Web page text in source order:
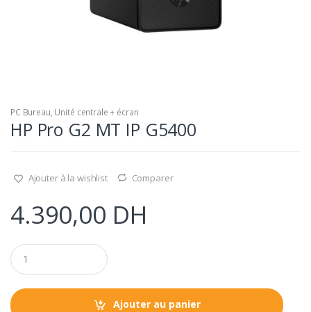
PC Bureau, Unité centrale + écran
HP Pro G2 MT IP G5400
Ajouter à la wishlist Comparer
4.390,00 DH
Q
u
a
t
Ajouter au panier